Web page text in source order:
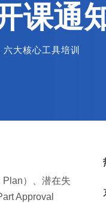
课通
六大核心工具培训
）、潜在失
Approval